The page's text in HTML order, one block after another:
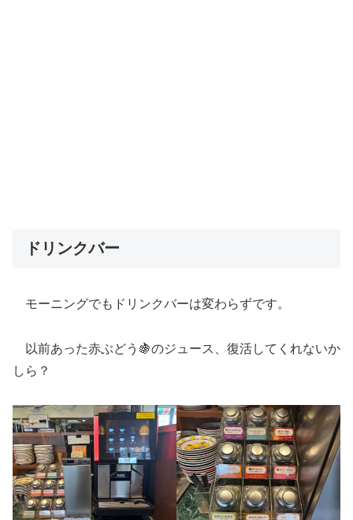
ドリンクバー
モーニングでもドリンクバーは変わらずです。
以前あった赤ぶどう🍇のジュース、復活してくれないか
しら？